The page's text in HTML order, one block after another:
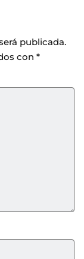
publicada.
con *